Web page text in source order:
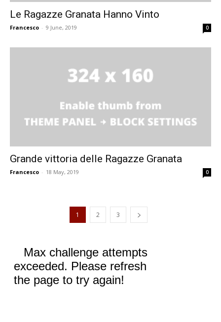
Le Ragazze Granata Hanno Vinto
Francesco - 9 June, 2019 0
Grande vittoria delle Ragazze Granata
Francesco - 18 May, 2019 0
1 2 3